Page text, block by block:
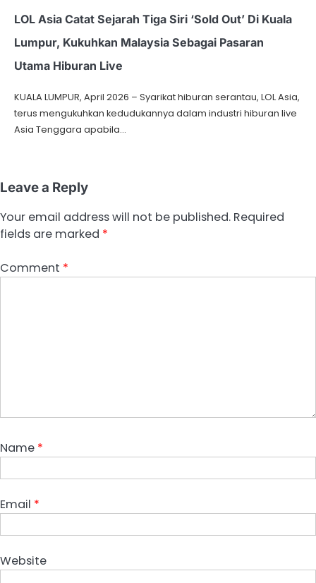
LOL Asia Catat Sejarah Tiga Siri ‘Sold Out’ Di Kuala
Lumpur, Kukuhkan Malaysia Sebagai Pasaran
Utama Hiburan Live
KUALA LUMPUR, April 2026 – Syarikat hiburan serantau, LOL Asia,
terus mengukuhkan kedudukannya dalam industri hiburan live
Asia Tenggara apabila…
Leave a Reply
Your email address will not be published. Required
fields are marked *
Comment *
Name *
Email *
Website